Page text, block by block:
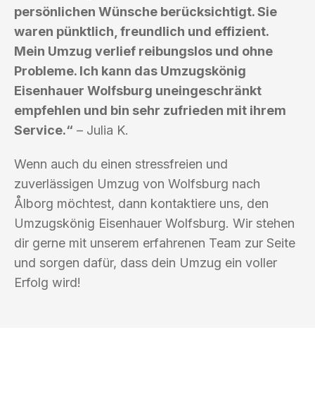
persönlichen Wünsche berücksichtigt. Sie
waren pünktlich, freundlich und effizient.
Mein Umzug verlief reibungslos und ohne
Probleme. Ich kann das Umzugskönig
Eisenhauer Wolfsburg uneingeschränkt
empfehlen und bin sehr zufrieden mit ihrem
Service.“ – Julia K.
Wenn auch du einen stressfreien und
zuverlässigen Umzug von Wolfsburg nach
Ålborg möchtest, dann kontaktiere uns, den
Umzugskönig Eisenhauer Wolfsburg. Wir stehen
dir gerne mit unserem erfahrenen Team zur Seite
und sorgen dafür, dass dein Umzug ein voller
Erfolg wird!